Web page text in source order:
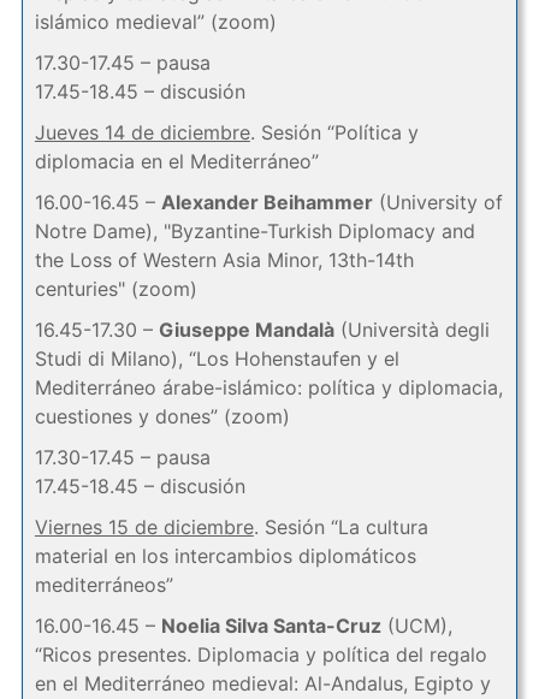
islámico medieval” (zoom)
17.30-17.45 – pausa
17.45-18.45 – discusión
Jueves 14 de diciembre. Sesión “Política y
diplomacia en el Mediterráneo”
16.00-16.45 – Alexander Beihammer(University of
Notre Dame), "Byzantine-Turkish Diplomacy and
the Loss of Western Asia Minor, 13th-14th
centuries" (zoom)
16.45-17.30 – Giuseppe Mandalà(Università degli
Studi di Milano), “Los Hohenstaufen y el
Mediterráneo árabe-islámico: política y diplomacia,
cuestiones y dones” (zoom)
17.30-17.45 – pausa
17.45-18.45 – discusión
Viernes 15 de diciembre. Sesión “La cultura
material en los intercambios diplomáticos
mediterráneos”
16.00-16.45 – Noelia Silva Santa-Cruz(UCM),
“Ricos presentes. Diplomacia y política del regalo
en el Mediterráneo medieval: Al-Andalus, Egipto y